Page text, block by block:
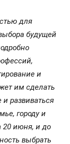
для
будущей
и
им сделать
развиваться
городу и
20 июня, и до
выбрать